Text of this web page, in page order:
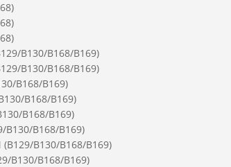
B130/B168/B169)
B130/B168/B169)
B168/B169)
B168/B169)
B168/B169)
B130/B168/B169)
(B129/B130/B168/B169)
B130/B168/B169)